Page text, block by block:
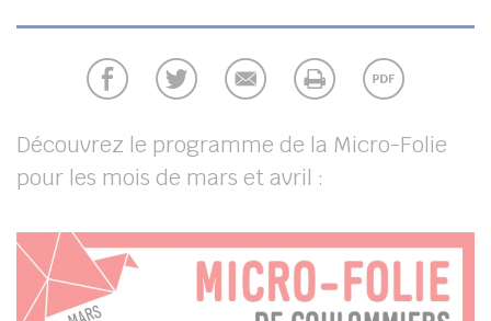
Découvrez le programme de la Micro-Folie
pour les mois de mars et avril :